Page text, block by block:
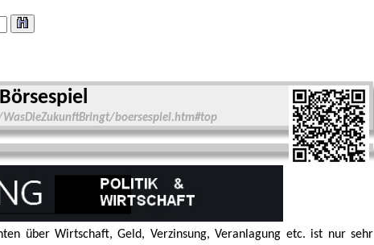
Börsespiel
boersespiel.htm#top
über Wirtschaft, Geld, Ver­zinsung, Veranlagung etc. ist nur sehr